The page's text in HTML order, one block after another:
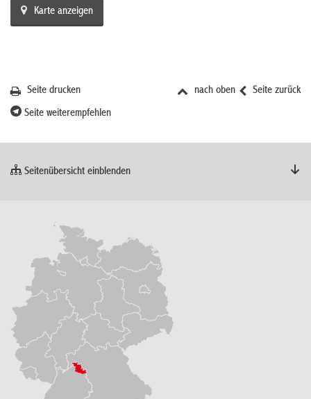
Karte anzeigen
Seite zurück
nach oben
Seite drucken
Seite weiterempfehlen
Seitenübersicht einblenden